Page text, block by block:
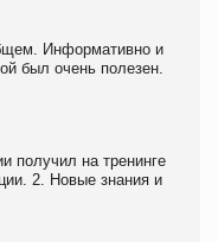
Информативно и
был очень полезен.
получил на тренинге
2. Новые знания и